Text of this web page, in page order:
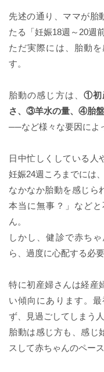
先述の通り、ママが胎
たる「妊娠18週～20週
ただ実際には、胎動
す。
胎動の感じ方は、 ①初
さ、③羊水の量、④胎
──など様々な要因によ
日中忙しくしている人
妊娠24週ころまでには
なかなか胎動を感じら
本当に無事？」など
ん。
しかし、健診で赤ち
ら、過度に心配する必
特に初産婦さんは経産
い傾向にあります。
ず、見過ごしてしまう
胎動は感じ方も、感じ
スして赤ちゃんのペー